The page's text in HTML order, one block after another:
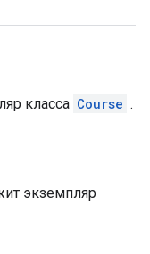
класса Course .
экземпляр